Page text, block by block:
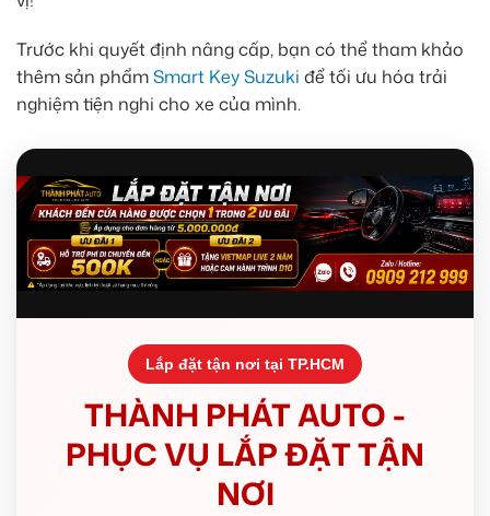
Trước khi quyết định nâng cấp, bạn có thể tham khảo
thêm sản phẩmSmart Key Suzuki để tối ưu hóa trải
nghiệm tiện nghi cho xe của mình.
Lắp đặt tận nơi tại TP.HCM
THÀNH PHÁT AUTO -
PHỤC VỤ LẮP ĐẶT TẬN
NƠI